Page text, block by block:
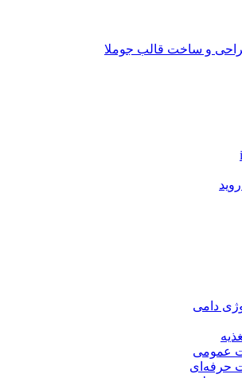
و ساخت قالب جوملا
دامی
عمومی
حرفه‌ای